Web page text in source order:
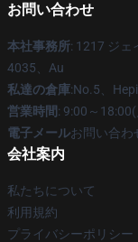
お問い合わせ
本社事務所: 1217 ジェ
4035、Au
私達の倉庫:No.5、
営業時間: 9:00～
電子メールお問い合
会社案内
私たちについて
利用規約
プライバシーポリシー